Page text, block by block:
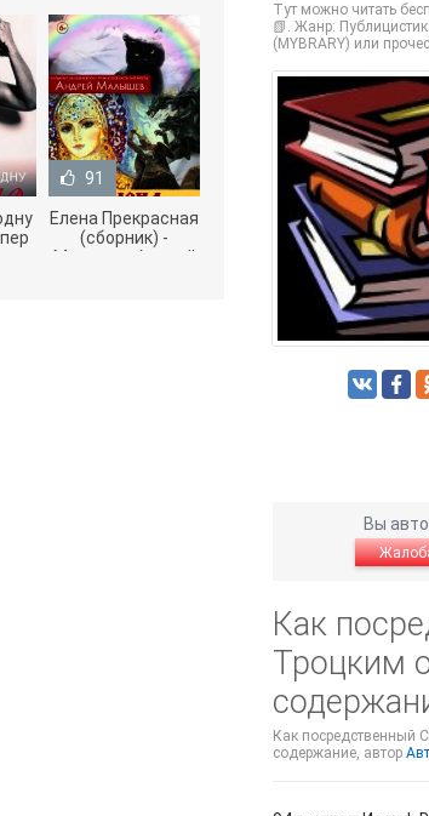
Тут можно читать
📗. Жанр:
(MYBRARY) или
Вы
Как
Троцким
Как посредственный
содержание, автор
91
Елена Прекрасная
(сборник) -
Малышев Андрей